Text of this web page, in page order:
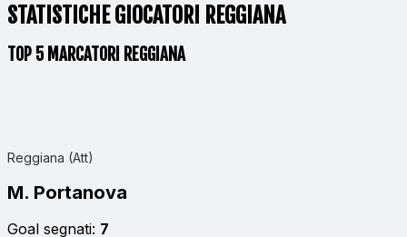
STATISTICHE GIOCATORI REGGIANA
TOP 5 MARCATORI REGGIANA
Reggiana (Att)
M. Portanova
Goal segnati: 7